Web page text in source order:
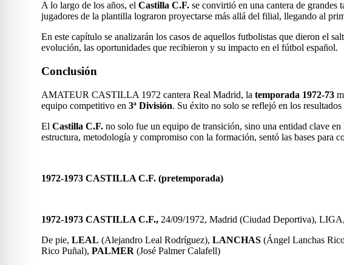
A lo largo de los años, el Castilla C.F. se convirtió en una cantera de grandes
jugadores de la plantilla lograron proyectarse más allá del filial, llegando al
En este capítulo se analizarán los casos de aquellos futbolistas que dieron el
evolución, las oportunidades que recibieron y su impacto en el fútbol español.
Conclusión
AMATEUR CASTILLA 1972 cantera Real Madrid, la temporada 1972-73
equipo competitivo en 3ª División. Su éxito no solo se reflejó en los
El Castilla C.F. no solo fue un equipo de transición, sino una entidad clave en
estructura, metodología y compromiso con la formación, sentó las bases para
1972-1973 CASTILLA C.F. (pretemporada)
1972-1973 CASTILLA C.F., 24/09/1972, Madrid (Ciudad Deportiva),
De pie, LEAL (Alejandro Leal Rodríguez), LANCHAS (Ángel Lanchas
Rico Puñal), PALMER (José Palmer Calafell)